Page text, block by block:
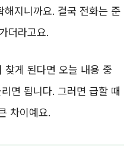
지니까요. 결국 전화는 준
더라고요.
찾게 된다면 오늘 내용 중
면 됩니다. 그러면 급할 때
차이예요.